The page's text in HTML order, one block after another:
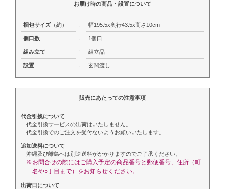
お届け時の商品・設置について
梱包サイズ（約） : 幅195.5x奥行43.5x高さ10cm
個口数 : 1個口
組み立て : 組立品
設置 : 玄関渡し
販売にあたっての注意事項
代金引換について
代金引換サービスの出荷はいたしません。
代金引換でのご注文を受付ないようお願いいたします。
追加送料について
沖縄及び離島へは別途送料がかかりますのでご了承ください。
※お問合せの際にはご購入予定の商品番号と郵便番号、住所（町
名や○丁目まで）をお知らせください。
出荷日について